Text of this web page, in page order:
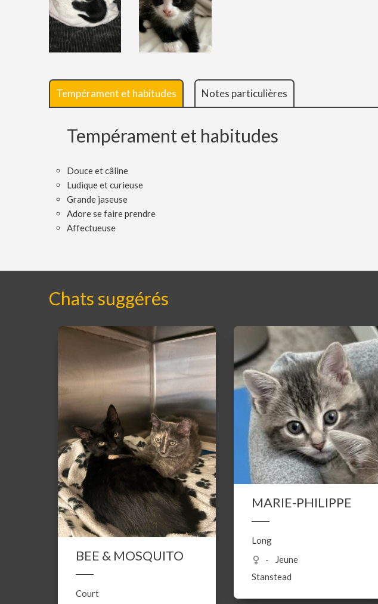
Tempérament et habitudes Notes particulières
Tempérament et habitudes
Douce et câline
Ludique et curieuse
Grande jaseuse
Adore se faire prendre
Affectueuse
Chats suggérés
BEE & MOSQUITO
Court
MARIE-PHILIPPE
Long
Jeune
Stanstead